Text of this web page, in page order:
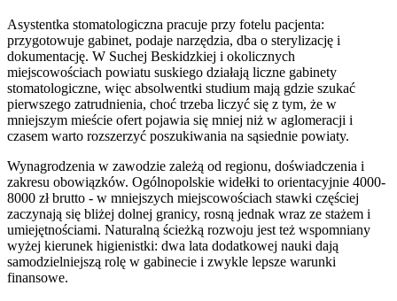
Asystentka stomatologiczna pracuje przy fotelu pacjenta:
przygotowuje gabinet, podaje narzędzia, dba o sterylizację i
dokumentację. W Suchej Beskidzkiej i okolicznych
miejscowościach powiatu suskiego działają liczne gabinety
stomatologiczne, więc absolwentki studium mają gdzie szukać
pierwszego zatrudnienia, choć trzeba liczyć się z tym, że w
mniejszym mieście ofert pojawia się mniej niż w aglomeracji i
czasem warto rozszerzyć poszukiwania na sąsiednie powiaty.
Wynagrodzenia w zawodzie zależą od regionu, doświadczenia i
zakresu obowiązków. Ogólnopolskie widełki to orientacyjnie 4000-
8000 zł brutto - w mniejszych miejscowościach stawki częściej
zaczynają się bliżej dolnej granicy, rosną jednak wraz ze stażem i
umiejętnościami. Naturalną ścieżką rozwoju jest też wspomniany
wyżej kierunek higienistki: dwa lata dodatkowej nauki dają
samodzielniejszą rolę w gabinecie i zwykle lepsze warunki
finansowe.